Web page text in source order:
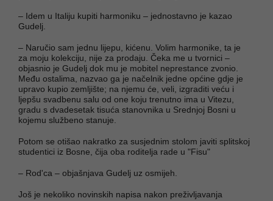
– Idem u Italiju kupiti harmoniku – jednostavno je kazao
Gudelj.
– Naručio sam jednu lijepu, kićenu. Volim harmonike, ta je
za moju kolekciju, nije za prodaju. Čeka me u tvornici –
objasnio je Gudelj dok mu je mobitel neprestance zvonio.
Među ostalima, nazvao ga je načelnik jedne općine gdje je
upravo kupio zemljište; na njemu će, veli, izgraditi veću i
ljepšu svadbenu salu od one koju trenutno ima u Vitezu,
gradu s dvadesetak tisuća stanovnika u Srednjoj Bosni u
kojemu službeno stanuje.
Potom se otišao nakratko za susjednim stolom javiti splitskoj
studentici iz Bosne, čija oba roditelja rade u "Fisu"
– Rod'ca – objašnjava Gudelj uz osmijeh.
Još je nekoliko novinskih napisa nakon preživljavanja